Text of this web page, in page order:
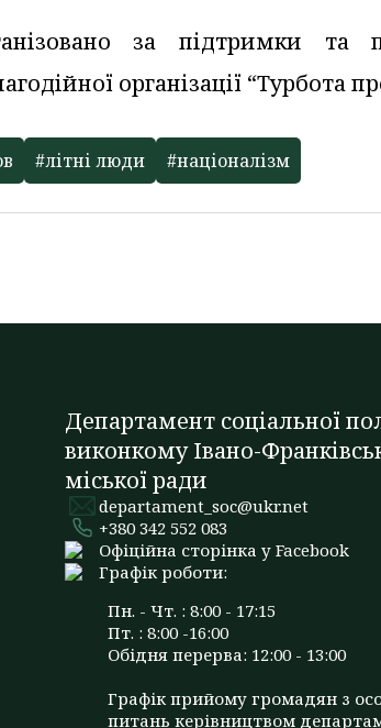
за підтримки та
організації “Турбота
#літні люди #націоналізм
Департамент соціальної
виконкому Івано-
міської ради
departament_soc@ukr.net
+380 342 552 083
Офіційна сторінка у Facebook
Графік роботи:
Пн. - Чт. : 8:00 - 17:15
Пт. : 8:00 -16:00
Обідня перерва: 12:00 - 13:00
Графік прийому громадян з
питань керівництвом